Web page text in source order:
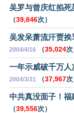
吴罗与曾庆红掐
（39,846次）
吴发呆萧流汗贾
2004/4/16 （35,024次
一年示威破千万人
2004/3/31 （37,967次
中共真没面子！
（39,556次）